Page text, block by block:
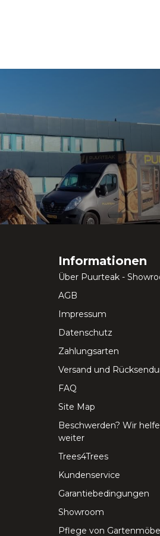
Informationen
Über Puurteak -
AGB
Impressum
Datenschutz
Zahlungsarten
Versand und
FAQ
Site Map
Beschwerden? Wir
weiter
Trees4Trees
Kundenservice
Garantiebedingungen
Showroom
Pflege von